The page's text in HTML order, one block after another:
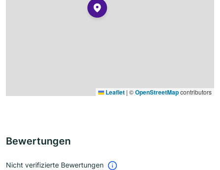
Leaflet | ©OpenStreetMapcontributors
Bewertungen
Nicht verifizierte Bewertungen